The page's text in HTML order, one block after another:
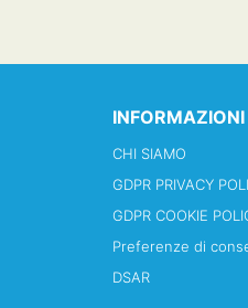
INFORMAZIONI
CHI SIAMO
GDPR PRIVACY
GDPR COOKIE
Preferenze di
DSAR